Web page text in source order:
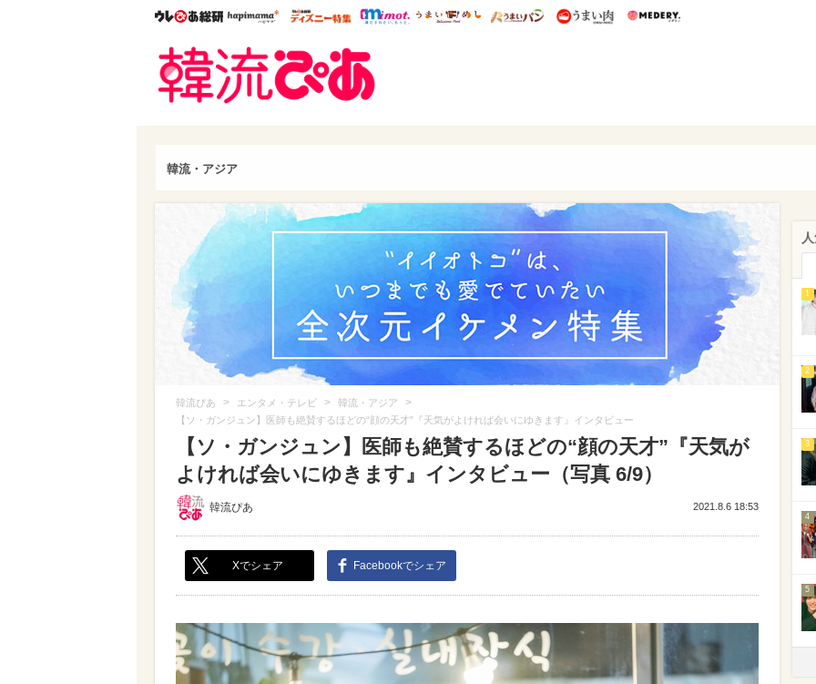
ウレぴあ総研ハピママ* ウレぴあ総研 ディズニー特集
mimot. うまいめし うまいパン うまい肉
韓流・アジア
韓流ぴあ > エンタメ・テレビ > 韓流・アジア >
【ソ・ガンジュン】医師も絶賛するほどの“顔の天才”『天気がよければ会いにゆきます』インタビュー
【ソ・ガンジュン】医師も絶賛するほどの“顔の天才”『天気が
よければ会いにゆきます』インタビュー（写真 6/9）
韓流ぴあ 2021.8.6 18:53
Xでシェア Facebookでシェア
1
2
3
4
5